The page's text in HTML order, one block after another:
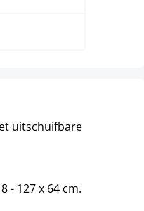
uitschuifbare
- 127 x 64 cm.